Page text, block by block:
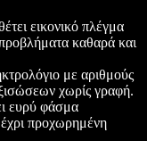
εικονικό πλέγμα
καθαρά και
με αριθμούς
χωρίς γραφή.
ευρύ φάσμα
προχωρημένη